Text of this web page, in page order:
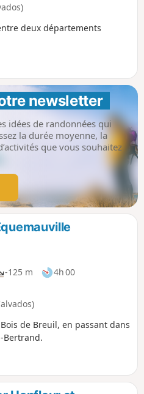
deux départements
newsletter
idées de randonnées qui
la durée moyenne, la
que vous souhaitez
-125 m
4h 00
de Breuil, en passant dans
Bertrand.